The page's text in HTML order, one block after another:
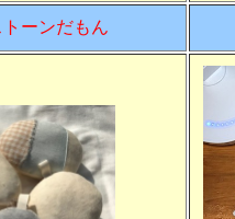
ーンだもん